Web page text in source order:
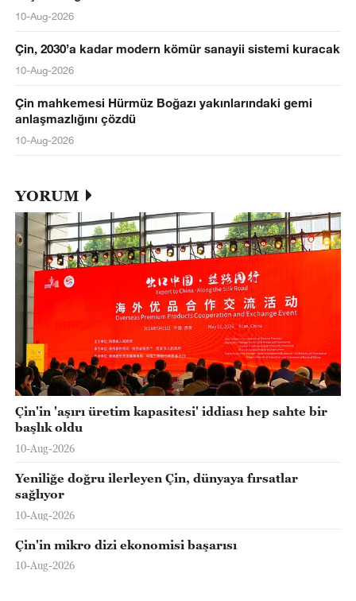
10-Aug-2026
Çin, 2030’a kadar modern kömür sanayii sistemi kuracak
10-Aug-2026
Çin mahkemesi Hürmüz Boğazı yakınlarındaki gemi
anlaşmazlığını çözdü
10-Aug-2026
YORUM
Çin'in 'aşırı üretim kapasitesi' iddiası hep sahte bir
başlık oldu
10-Aug-2026
Yeniliğe doğru ilerleyen Çin, dünyaya fırsatlar
sağlıyor
10-Aug-2026
Çin'in mikro dizi ekonomisi başarısı
10-Aug-2026